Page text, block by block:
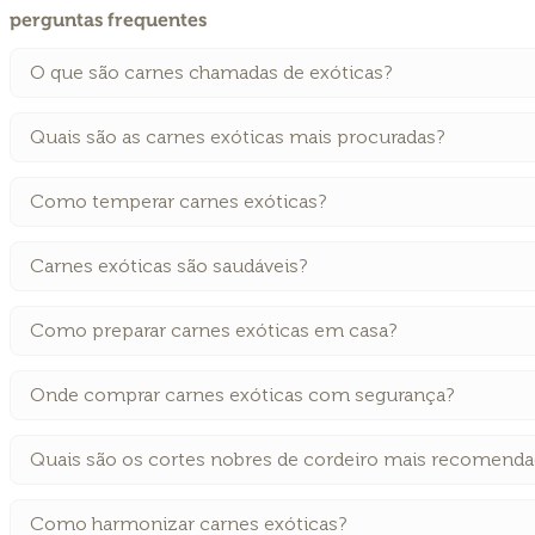
perguntas frequentes
O que são carnes chamadas de exóticas?
Quais são as carnes exóticas mais procuradas?
Como temperar carnes exóticas?
Carnes exóticas são saudáveis?
Como preparar carnes exóticas em casa?
Onde comprar carnes exóticas com segurança?
Quais são os cortes nobres de cordeiro mais
Como harmonizar carnes exóticas?